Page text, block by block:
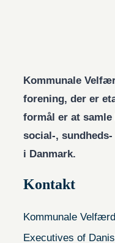
Kommunale
forening, der er
formål er at samle
social-,
i Danmark.
Kontakt
Kommunale
Executives of